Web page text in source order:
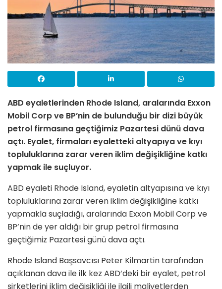
ABD eyaletlerinden Rhode Island, aralarında Exxon
Mobil Corp ve BP’nin de bulunduğu bir dizi büyük
petrol firmasına geçtiğimiz Pazartesi dünü dava
açtı. Eyalet, firmaları eyaletteki altyapıya ve kıyı
topluluklarına zarar veren iklim değişikliğine katkı
yapmak ile suçluyor.
ABD eyaleti Rhode Island, eyaletin altyapısına ve kıyı
topluluklarına zarar veren iklim değişikliğine katkı
yapmakla suçladığı, aralarında Exxon Mobil Corp ve
BP’nin de yer aldığı bir grup petrol firmasına
geçtiğimiz Pazartesi günü dava açtı.
Rhode Island Başsavcısı Peter Kilmartin tarafından
açıklanan dava ile ilk kez ABD’deki bir eyalet, petrol
şirketlerini iklim değişikliği ile ilgili maliyetlerden